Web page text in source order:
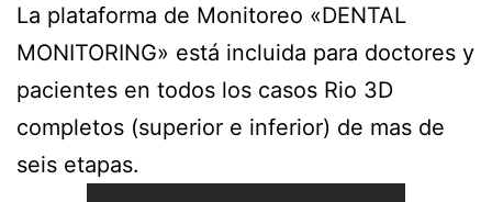
La plataforma de Monitoreo «DENTAL
MONITORING» está incluida para doctores y
pacientes en todos los casos Rio 3D
completos (superior e inferior) de mas de
seis etapas.